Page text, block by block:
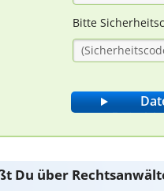
Bitte
Du über